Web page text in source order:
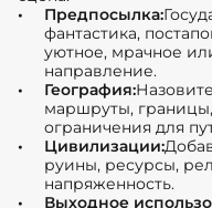
Предпосылка:
фантастика,
уютное, мрачное
направление.
География:
маршруты,
ограничения для
Цивилизации:
руины, ресурсы,
напряженность.
Выходное